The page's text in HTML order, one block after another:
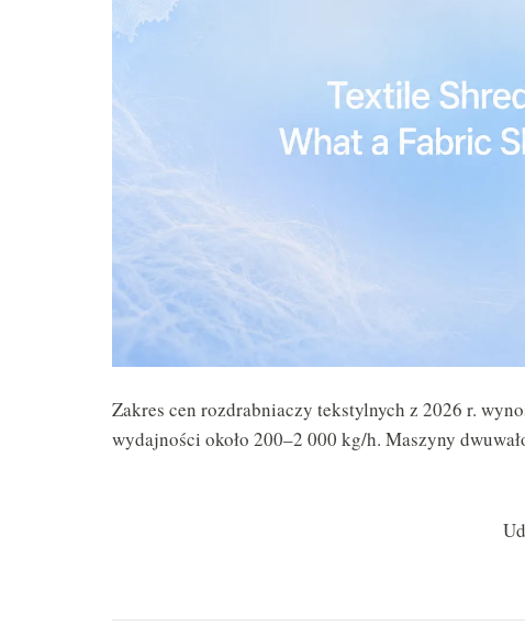
Zakres cen rozdrabniaczy tekstylnych z 2026 r.
wydajności około 200–2 000 kg/h. Maszyny